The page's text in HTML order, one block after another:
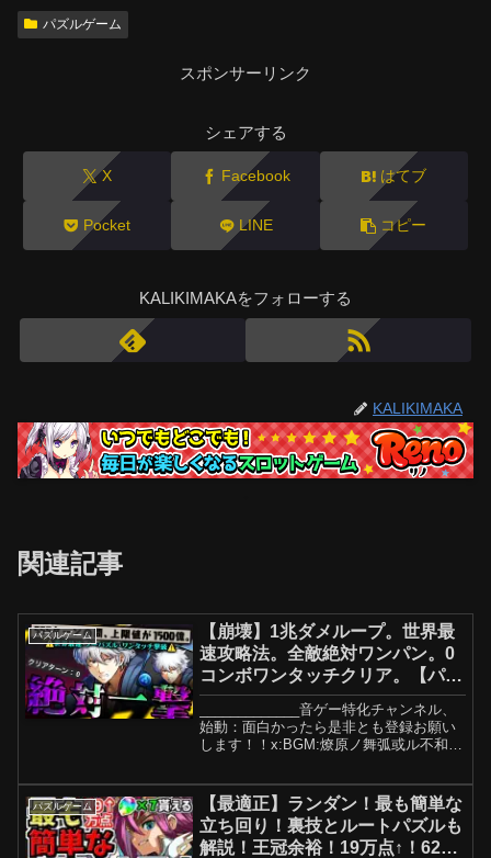
パズルゲーム
スポンサーリンク
シェアする
X Facebook はてブ
Pocket LINE コピー
KALIKIMAKAをフォローする
KALIKIMAKA
関連記事
パズルゲーム
【崩壊】1兆ダメループ。世界最
速攻略法。全敵絶対ワンパン。0
コンボワンタッチクリア。【パズ
ドラ 坂田銀時】
_____________音ゲー特化チャンネル、
始動：面白かったら是非とも登録お願い
します！！x:BGM:燎原ノ舞弧或ル不和魑
パズルゲーム
【最適正】ランダン！最も簡単な
立ち回り！裏技とルートパズルも
解説！王冠余裕！19万点↑！6200